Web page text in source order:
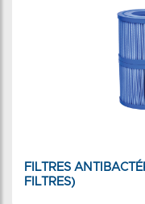
FILTRES
FILTRES)